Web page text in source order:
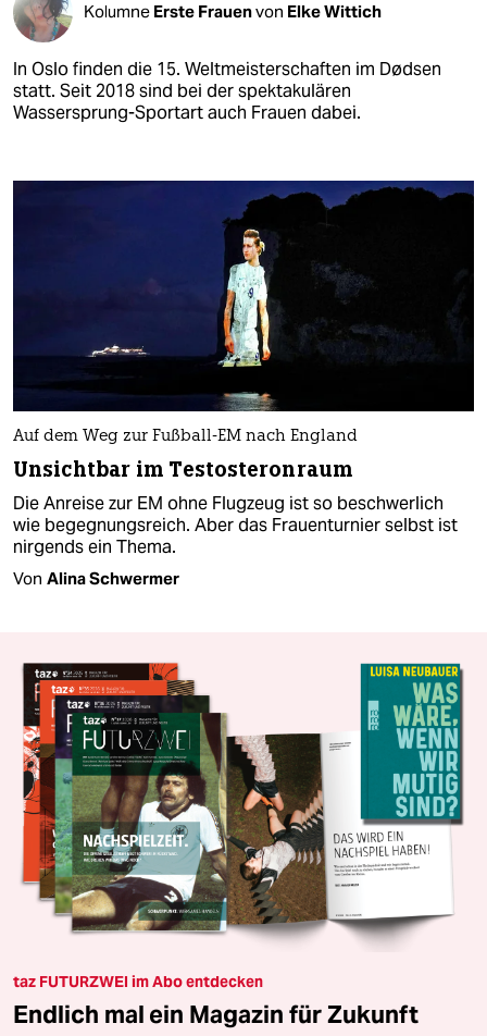
Kolumne Erste Frauenvon Elke Wittich
In Oslo finden die 15. Weltmeisterschaften im Dødsen
statt. Seit 2018 sind bei der spektakulären
Wassersprung-Sportart auch Frauen dabei.
Auf dem Weg zur Fußball-EM nach England
Unsichtbar im Testosteronraum
Die Anreise zur EM ohne Flugzeug ist so beschwerlich
wie begegnungsreich. Aber das Frauenturnier selbst ist
nirgends ein Thema.
Von Alina Schwermer
taz FUTURZWEI im Abo entdecken
Endlich mal ein Magazin für Zukunft